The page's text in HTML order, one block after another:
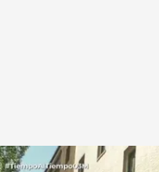
Operación jaula